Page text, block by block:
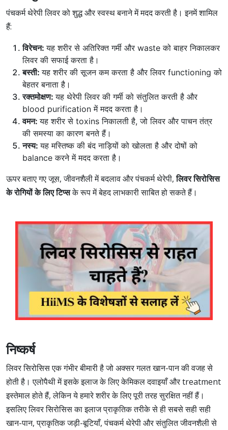
पंचकर्म थेरेपी लिवर को शुद्ध और स्वस्थ बनाने में मदद करती है। इनमें शामिल
हैं:
विरेचन:यह शरीर से अतिरिक्त गर्मी और waste को बाहर निकालकर
लिवर की सफाई करता है।
बस्ती:यह शरीर की सूजन कम करता है और लिवर functioning को
बेहतर बनाता है।
रक्तमोक्षण:यह थेरेपी लिवर की गर्मी को संतुलित करती है और
blood purification में मदद करता है।
वमन:यह शरीर से toxins निकालती है, जो लिवर और पाचन तंत्र
की समस्या का कारण बनते हैं।
नस्य:यह मस्तिष्क की बंद नाड़ियों को खोलता है और दोषों को
balance करने में मदद करता है।
ऊपर बताए गए जूस, जीवनशैली में बदलाव और पंचकर्म थेरेपी,लिवर सिरोसिस
के रोगियों के लिए टिप्सके रूप में बेहद लाभकारी साबित हो सकते हैं।
निष्कर्ष
लिवर सिरोसिस एक गंभीर बीमारी है जो अक्सर गलत खान-पान की वजह से
होती है। एलोपैथी में इसके इलाज के लिए केमिकल दवाइयाँ और treatment
इस्तेमाल होते हैं, लेकिन ये हमारे शरीर के लिए पूरी तरह सुरक्षित नहीं हैं।
इसलिए लिवर सिरोसिस का इलाज प्राकृतिक तरीके से ही सबसे सही सही
खान-पान, प्राकृतिक जड़ी-बूटियाँ, पंचकर्म थेरेपी और संतुलित जीवनशैली से